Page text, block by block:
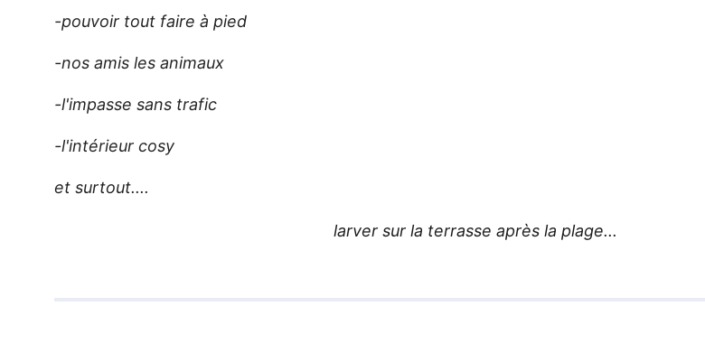
-pouvoir tout faire à pied
-nos amis les animaux
-l'impasse sans trafic
-l'intérieur cosy
et surtout....
larver sur la terrasse après la plage...